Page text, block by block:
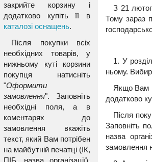
закрийте корзину і
додатково купіть її в
каталозі оснащень.
Після покупки всіх
необхідних товарів, у
нижньому куті корзини
покупця натисніть
"Оформити
замовлення". Заповніть
необхідні поля, а в
коментарях до
замовлення вкажіть
текст, який Вам потрібен
на майбутній печатці (ІК,
З 21
Тому зараз
1. У
ньому.
Якщо Вам
додатково
Після
Заповніть
назва
замовлення